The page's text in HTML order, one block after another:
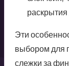
раскрытия
Эти
выбором для
слежки за